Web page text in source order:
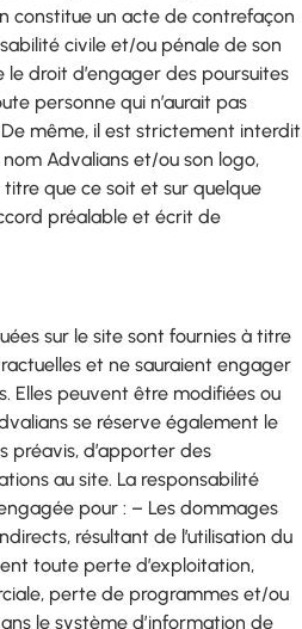
constitue un acte de contrefaçon
civile et/ou pénale de son
le droit d’engager des poursuites
personne qui n’aurait pas
même, il est strictement interdit
Advalians et/ou son logo,
titre que ce soit et sur quelque
préalable et écrit de
sur le site sont fournies à titre
et ne sauraient engager
Elles peuvent être modifiées ou
se réserve également le
préavis, d’apporter des
au site. La responsabilité
pour : – Les dommages
résultant de l’utilisation du
toute perte d’exploitation,
perte de programmes et/ou
le système d’information de